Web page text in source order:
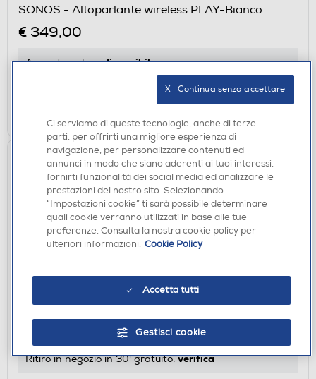
SONOS - Altoparlante wireless PLAY-Bianco
€ 349,00
Acquisto online:disponibile
Ritiro in negozio in 30' gratuito:verifica
GIRADISCHI
LENCO - L-30-BLACK
Acquisto online:disponibile
Ritiro in negozio in 30' gratuito:verifica
Ci serviamo di queste tecnologie, anche di terze
parti, per offrirti una migliore esperienza di
navigazione, per personalizzare contenuti ed
annunci in modo che siano aderenti ai tuoi interessi,
fornirti funzionalità dei social media ed analizzare le
prestazioni del nostro sito. Selezionando
“Impostazioni cookie” ti sarà possibile determinare
quali cookie verranno utilizzati in base alle tue
preferenze. Consulta la nostra cookie policy per
ulteriori informazioni. Cookie Policy
Accetta tutti
Gestisci cookie
X   Continua senza accettare